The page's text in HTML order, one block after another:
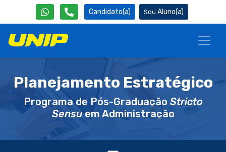
Candidato(a) Aluno(a)
Planejamento Estratégico
Programa de Pós-Graduação Stricto
Sensuem Administração